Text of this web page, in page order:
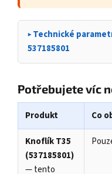
Technické
537185801
Potřebujete víc
Produkt Co
Knoflík T35
(537185801)
— tento